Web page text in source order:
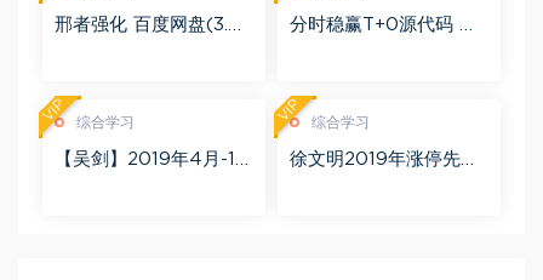
邢者强化 百度网盘(3.01
分时稳赢T+0源代码 自
综合学习
【吴剑】2019年4月-11
VIP 综合学习
徐文明2019年涨停先锋
VIP